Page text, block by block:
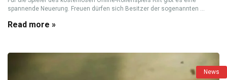
spannende Neuerung. Freuen dürfen sich Besitzer der sogenannten ...
Read more »
News